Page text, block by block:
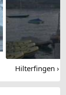
Hilterfingen ›